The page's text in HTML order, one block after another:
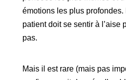
émotions les plus profondes.
patient doit se sentir à l’aise
pas.
Mais il est rare (mais pas